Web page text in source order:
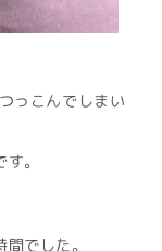
っこんでしまい
。
でした。